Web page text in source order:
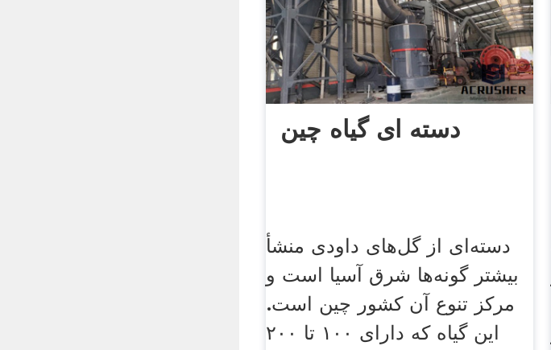
دسته ای گیاه چین
دسته‌ای از گل‌های داودی منشأ
بیشتر گونه‌ها شرق آسیا است و
مرکز تنوع آن کشور چین است.
این گیاه که دارای ۱۰۰ تا ۲۰۰